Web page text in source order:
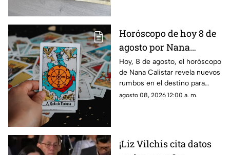
Horóscopo de hoy 8 de
agosto por Nana
Calistar: ¿Qué te depara
el destino este sábado?
Hoy, 8 de agosto, el horóscopo
de Nana Calistar revela nuevos
rumbos en el destino para
estos signos
agosto 08, 2026 12:00 a. m.
¡Liz Vilchis cita datos